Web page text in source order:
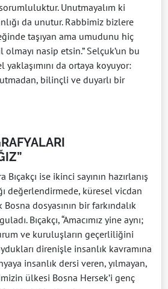
Unutmayalım ki
da unutur. Rabbimiz bizlere
taşıyan ama umudunu hiç
nasip etsin.” Selçuk’un bu
yaklaşımını da ortaya koyuyor:
bilinçli ve duyarlı bir
ise ikinci sayının hazırlanış
değerlendirmede, küresel vicdan
dosyasının bir farkındalık
Bıçakçı, “Amacımız yine aynı;
ve kuruluşların geçerliliğini
direnişle insanlık kavramına
insanlık dersi veren, yılmayan,
ülkesi Bosna Hersek’i genç